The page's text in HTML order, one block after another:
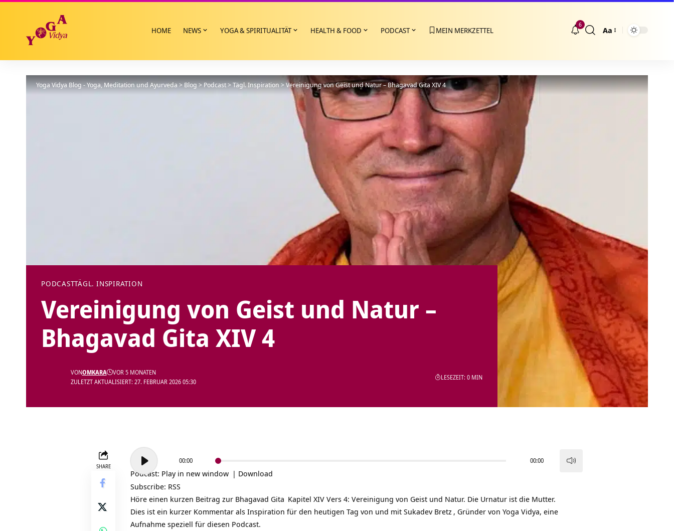
HOME NEWS YOGA & SPIRITUALITÄT HEALTH & FOOD PODCAST MEIN MERKZETTEL
6
Größenänderung
Aa
Yoga Vidya Blog - Yoga, Meditation und Ayurveda>Blog>Podcast>Tägl. Inspiration>Vereinigung von Geist und Natur – Bhagavad Gita XIV 4
PODCASTTÄGL. INSPIRATION
Vereinigung von Geist und Natur –
Bhagavad Gita XIV 4
ZULETZT AKTUALISIERT: 27. FEBRUAR 2026 05:30
VONOMKARA VOR 5 MONATEN
LESEZEIT: 0 MIN
SHARE
Audio-
Player
00:00 00:00
Podcast: Play in new window | Download
Subscribe: RSS
Höre einen kurzen Beitrag zur Bhagavad Gita Kapitel XIV Vers 4: Vereinigung von Geist und Natur. Die Urnatur ist die Mutter.
Dies ist ein kurzer Kommentar als Inspiration für den heutigen Tag von und mit Sukadev Bretz , Gründer von Yoga Vidya, eine
Aufnahme speziell für diesen Podcast.